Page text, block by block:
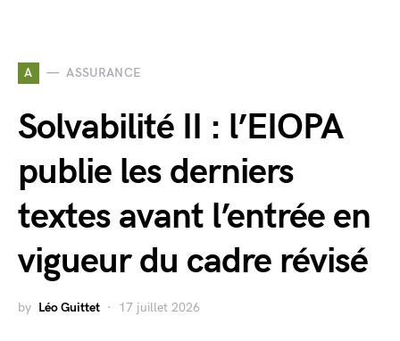
A ASSURANCE
Solvabilité II : l’EIOPA
publie les derniers
textes avant l’entrée en
vigueur du cadre révisé
by Léo Guittet 17 juillet 2026